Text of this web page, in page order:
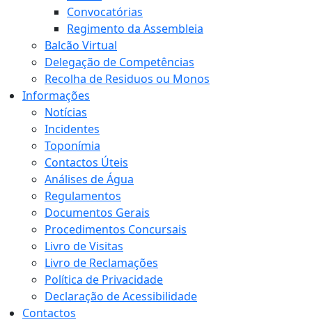
Convocatórias
Regimento da Assembleia
Balcão Virtual
Delegação de Competências
Recolha de Residuos ou Monos
Informações
Notícias
Incidentes
Toponímia
Contactos Úteis
Análises de Água
Regulamentos
Documentos Gerais
Procedimentos Concursais
Livro de Visitas
Livro de Reclamações
Política de Privacidade
Declaração de Acessibilidade
Contactos